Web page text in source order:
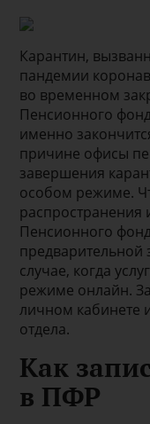
Карантин,
пандемии
во временном
Пенсионного
именно
причине офисы
завершения
особом режиме.
распространения
Пенсионного
предварительной
случае, когда
режиме онлайн.
личном кабинете
отдела.
Как
в ПФР